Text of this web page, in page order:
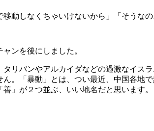
移動しなくちゃいけないから」「そうな
ンを後にしました。
リバンやアルカイダなどの過激なイス
。「暴動」とは、つい最近、中国各地
」が２つ並ぶ、いい地名だと思います。